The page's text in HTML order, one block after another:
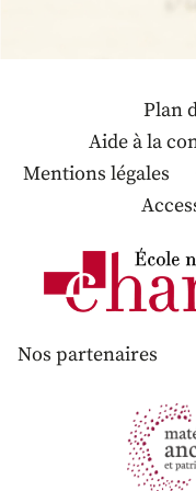
Plan
Aide à la
Mentions légales
Nos partenaires